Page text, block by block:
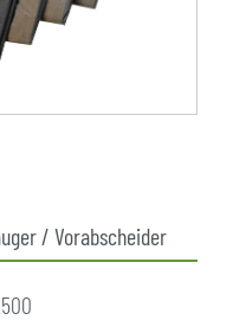
/ Vorabscheider